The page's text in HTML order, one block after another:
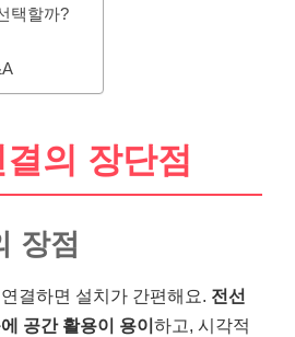
택할까?
의 장단점
장점
결하면 설치가 간편해요. 전선
공간 활용이 용이하고, 시각적